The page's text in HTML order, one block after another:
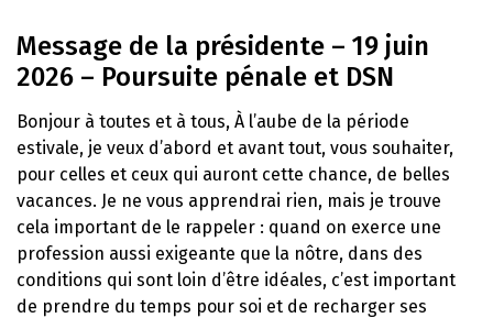
Message de la présidente – 19 juin
2026 – Poursuite pénale et DSN
Bonjour à toutes et à tous, À l’aube de la période
estivale, je veux d’abord et avant tout, vous souhaiter,
pour celles et ceux qui auront cette chance, de belles
vacances. Je ne vous apprendrai rien, mais je trouve
cela important de le rappeler : quand on exerce une
profession aussi exigeante que la nôtre, dans des
conditions qui sont loin d’être idéales, c’est important
de prendre du temps pour soi et de recharger ses